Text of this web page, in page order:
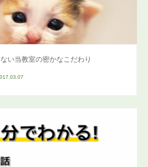
い当教室の密かなこだわり